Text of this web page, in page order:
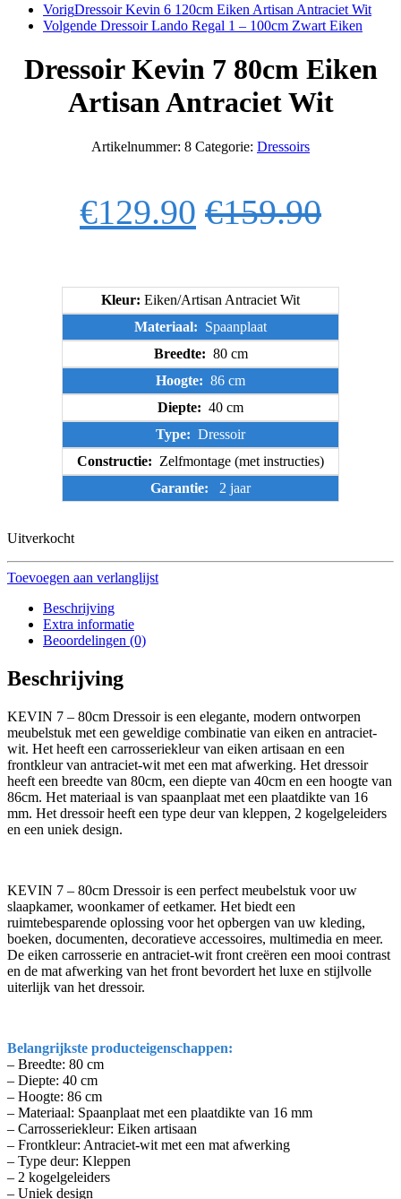
VorigDressoir Kevin 6 120cm Eiken Artisan Antraciet Wit
Volgende Dressoir Lando Regal 1 – 100cm Zwart Eiken
Dressoir Kevin 7 80cm Eiken
Artisan Antraciet Wit
Artikelnummer: 8 Categorie: Dressoirs
€129.90 €159.90
Kleur: Eiken/Artisan Antraciet Wit
Materiaal: Spaanplaat
Breedte: 80 cm
Hoogte: 86 cm
Diepte: 40 cm
Type: Dressoir
Constructie: Zelfmontage (met instructies)
Garantie: 2 jaar
Uitverkocht
Toevoegen aan verlanglijst
Beschrijving
Extra informatie
Beoordelingen (0)
Beschrijving
KEVIN 7 – 80cm Dressoir is een elegante, modern ontworpen
meubelstuk met een geweldige combinatie van eiken en antraciet-
wit. Het heeft een carrosseriekleur van eiken artisaan en een
frontkleur van antraciet-wit met een mat afwerking. Het dressoir
heeft een breedte van 80cm, een diepte van 40cm en een hoogte van
86cm. Het materiaal is van spaanplaat met een plaatdikte van 16
mm. Het dressoir heeft een type deur van kleppen, 2 kogelgeleiders
en een uniek design.
KEVIN 7 – 80cm Dressoir is een perfect meubelstuk voor uw
slaapkamer, woonkamer of eetkamer. Het biedt een
ruimtebesparende oplossing voor het opbergen van uw kleding,
boeken, documenten, decoratieve accessoires, multimedia en meer.
De eiken carrosserie en antraciet-wit front creëren een mooi contrast
en de mat afwerking van het front bevordert het luxe en stijlvolle
uiterlijk van het dressoir.
Belangrijkste producteigenschappen:
– Breedte: 80 cm
– Diepte: 40 cm
– Hoogte: 86 cm
– Materiaal: Spaanplaat met een plaatdikte van 16 mm
– Carrosseriekleur: Eiken artisaan
– Frontkleur: Antraciet-wit met een mat afwerking
– Type deur: Kleppen
– 2 kogelgeleiders
– Uniek design